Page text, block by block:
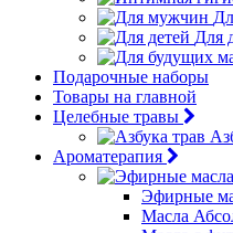
Для
Подарочные наборы
Товары на главной
Целебные травы
Ароматерапия
Эфирные
Масла